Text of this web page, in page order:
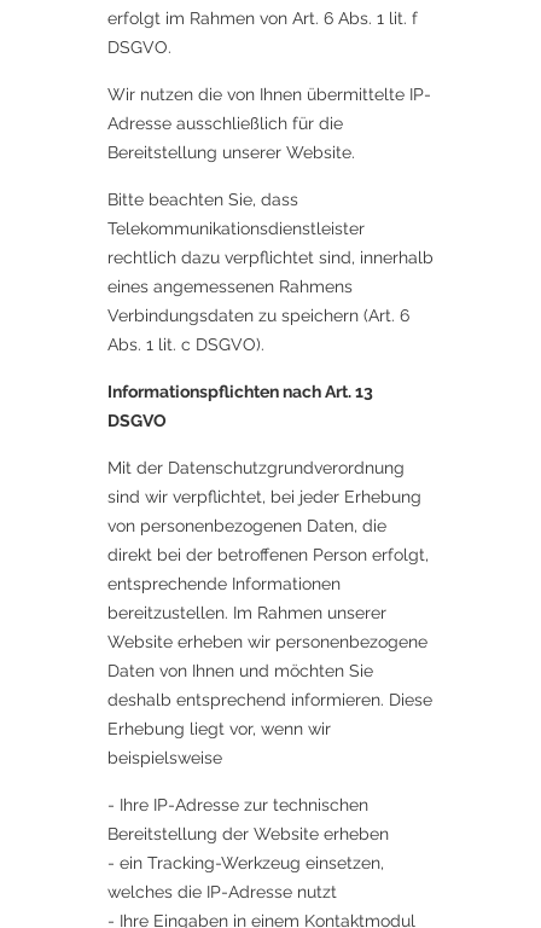
erfolgt im Rahmen von Art. 6 Abs. 1 lit. f
DSGVO.
Wir nutzen die von Ihnen übermittelte IP-
Adresse ausschließlich für die
Bereitstellung unserer Website.
Bitte beachten Sie, dass
Telekommunikationsdienstleister
rechtlich dazu verpflichtet sind, innerhalb
eines angemessenen Rahmens
Verbindungsdaten zu speichern (Art. 6
Abs. 1 lit. c DSGVO).
Informationspflichten nach Art. 13
DSGVO
Mit der Datenschutzgrundverordnung
sind wir verpflichtet, bei jeder Erhebung
von personenbezogenen Daten, die
direkt bei der betroffenen Person erfolgt,
entsprechende Informationen
bereitzustellen. Im Rahmen unserer
Website erheben wir personenbezogene
Daten von Ihnen und möchten Sie
deshalb entsprechend informieren. Diese
Erhebung liegt vor, wenn wir
beispielsweise
- Ihre IP-Adresse zur technischen
Bereitstellung der Website erheben
- ein Tracking-Werkzeug einsetzen,
welches die IP-Adresse nutzt
- Ihre Eingaben in einem Kontaktmodul